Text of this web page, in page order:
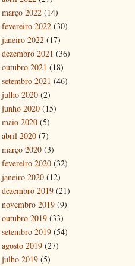
março 2022 (14)
fevereiro 2022 (30)
janeiro 2022 (17)
dezembro 2021 (36)
outubro 2021 (18)
setembro 2021 (46)
julho 2020 (2)
junho 2020 (15)
maio 2020 (5)
abril 2020 (7)
março 2020 (3)
fevereiro 2020 (32)
janeiro 2020 (12)
dezembro 2019 (21)
novembro 2019 (9)
outubro 2019 (33)
setembro 2019 (54)
agosto 2019 (27)
julho 2019 (5)